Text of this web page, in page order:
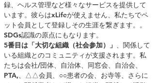
録、ヘルス管理など様々なサービスを提供して
います。彼らはxLifeが使えません、私たちでペ
ット会員として登録しその生涯を繋ぎます。。
SDGs認識の原点にもなります。
5番目は「大切な組織（社会参加）」 、関係して
いる組織とのコミュニティが支援されます。私
たちは会社/団体、自治体、同窓会、自治会、
PTA,、△△会員、○○患者の会、お寺等、さらに